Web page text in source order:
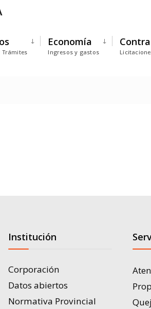
Trámites
Economía
Ingresos y gastos
Institución
Corporación
Datos abiertos
Normativa Provincial